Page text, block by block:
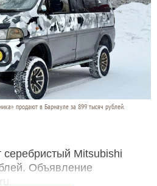
продают в Барнауле за 899 тысяч рублей.
Mitsubishi
Объявление